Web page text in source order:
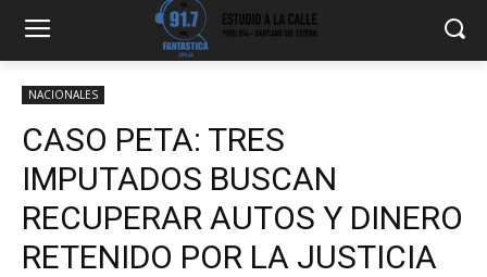
NACIONALES
CASO PETA: TRES
IMPUTADOS BUSCAN
RECUPERAR AUTOS Y DINERO
RETENIDO POR LA JUSTICIA